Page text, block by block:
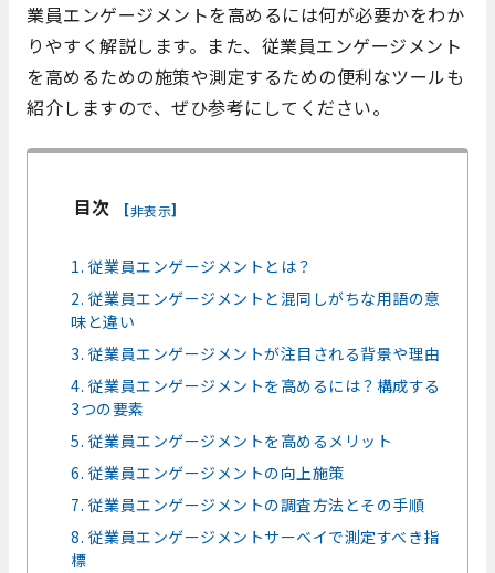
業員エンゲージメントを高めるには何が必要かをわか
りやすく解説します。また、従業員エンゲージメント
を高めるための施策や測定するための便利なツールも
紹介しますので、ぜひ参考にしてください。
目次 [非表示]
1. 従業員エンゲージメントとは？
2. 従業員エンゲージメントと混同しがちな用語の意
味と違い
3. 従業員エンゲージメントが注目される背景や理由
4. 従業員エンゲージメントを高めるには？構成する
3つの要素
5. 従業員エンゲージメントを高めるメリット
6. 従業員エンゲージメントの向上施策
7. 従業員エンゲージメントの調査方法とその手順
8. 従業員エンゲージメントサーベイで測定すべき指
標